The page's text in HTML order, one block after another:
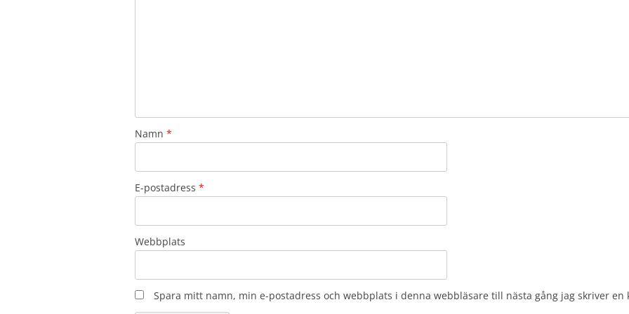
Namn *
E-postadress *
Webbplats
Spara mitt namn, min e-postadress och webbplats i denna webbläsare till nästa gång jag skriver en